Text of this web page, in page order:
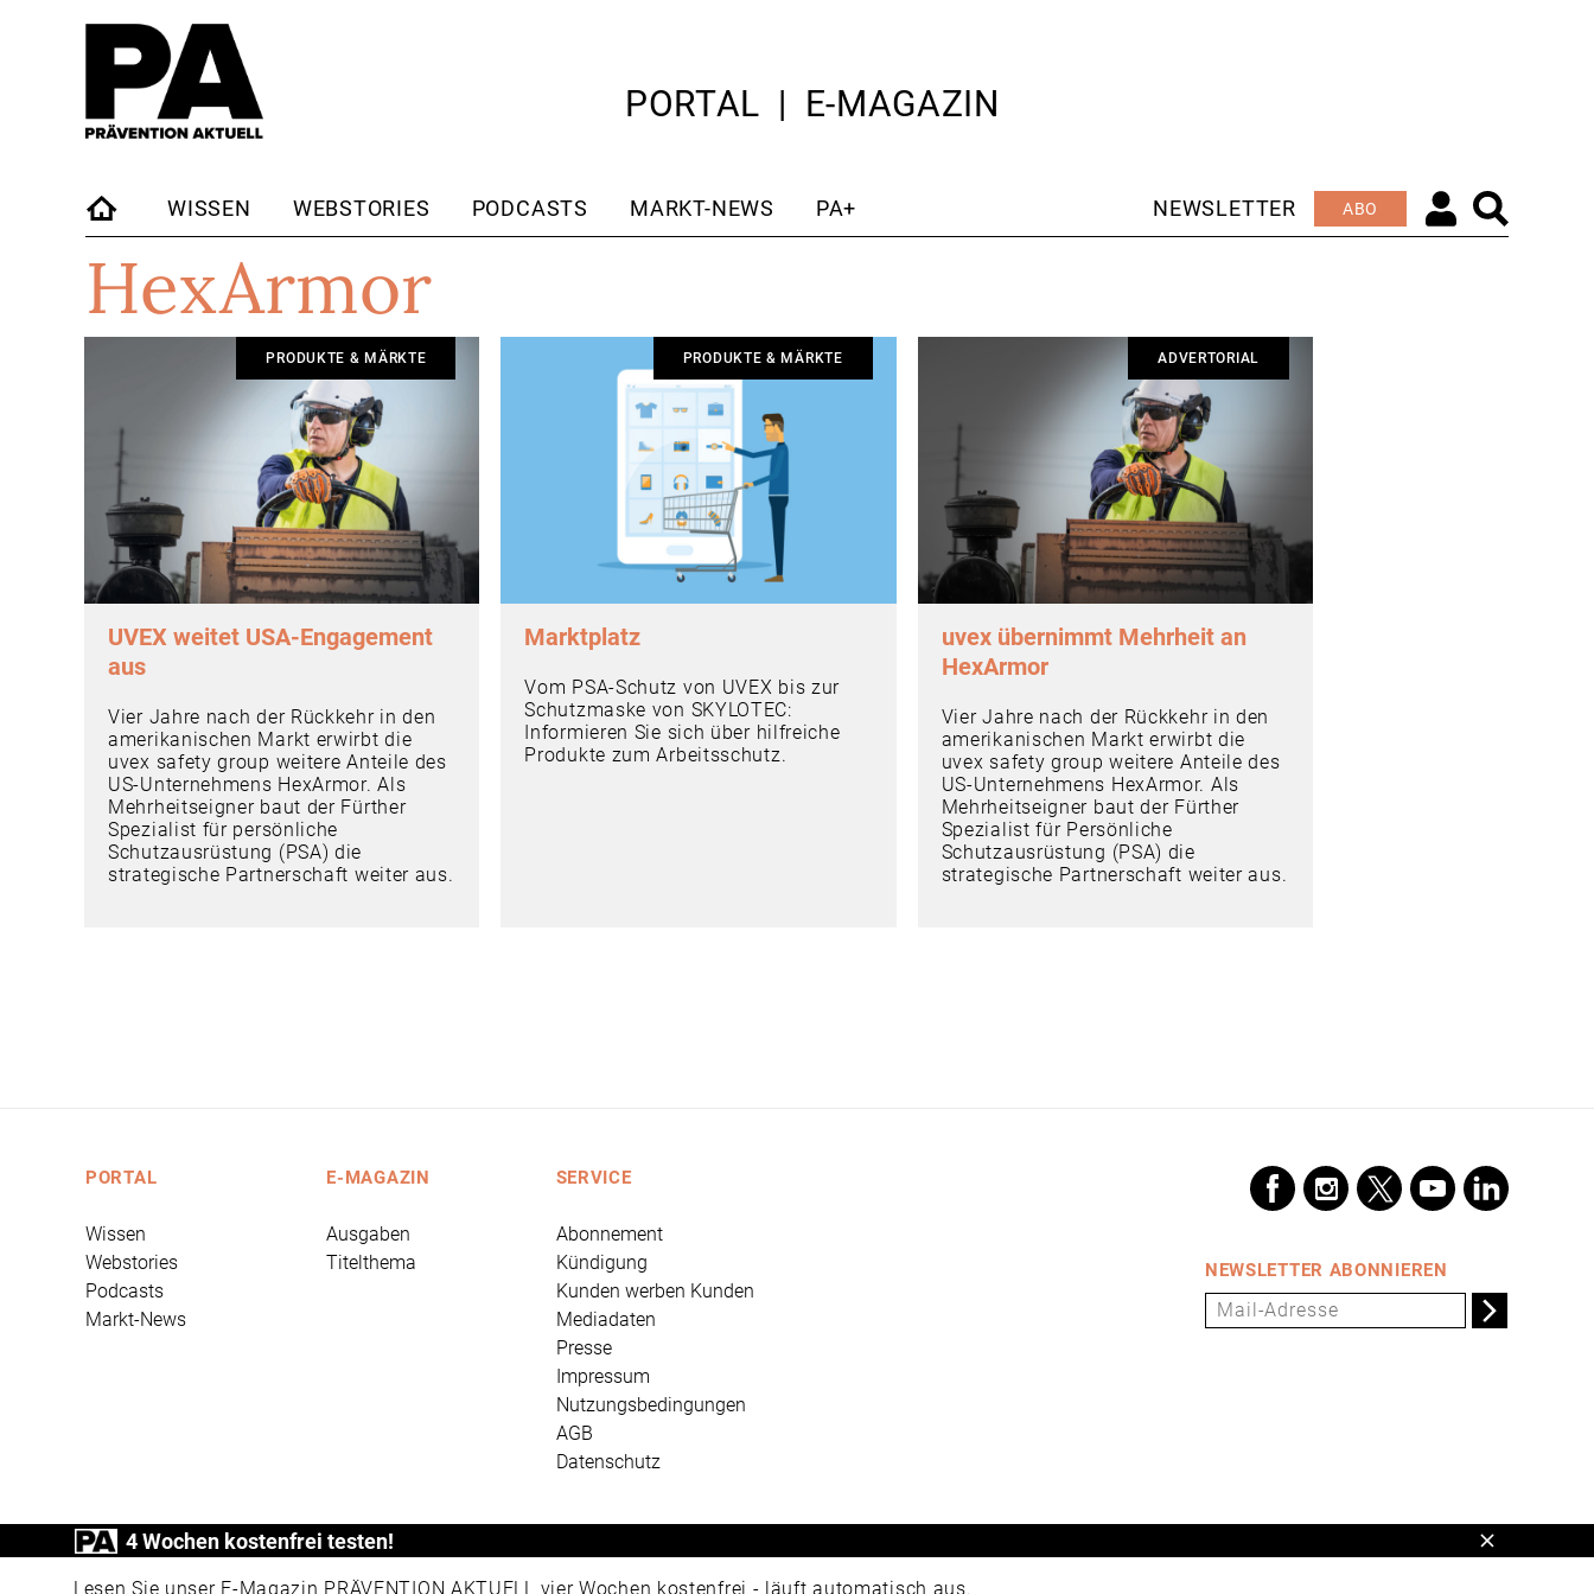
PORTAL E-MAGAZIN
STARTSEITE
WISSEN WEBSTORIES PODCASTS MARKT-NEWS PA+ NEWSLETTER ABO
HexArmor
PRODUKTE & MÄRKTE
UVEX weitet USA-Engagement
aus
Vier Jahre nach der Rückkehr in den
amerikanischen Markt erwirbt die
uvex safety group weitere Anteile des
US-Unternehmens HexArmor. Als
Mehrheitseigner baut der Fürther
Spezialist für persönliche
Schutzausrüstung (PSA) die
strategische Partnerschaft weiter aus.
PRODUKTE & MÄRKTE
Marktplatz
Vom PSA-Schutz von UVEX bis zur
Schutzmaske von SKYLOTEC:
Informieren Sie sich über hilfreiche
Produkte zum Arbeitsschutz.
ADVERTORIAL
uvex übernimmt Mehrheit an
HexArmor
Vier Jahre nach der Rückkehr in den
amerikanischen Markt erwirbt die
uvex safety group weitere Anteile des
US-Unternehmens HexArmor. Als
Mehrheitseigner baut der Fürther
Spezialist für Persönliche
Schutzausrüstung (PSA) die
strategische Partnerschaft weiter aus.
PORTAL
Wissen
Webstories
Podcasts
Markt-News
E-MAGAZIN
Ausgaben
Titelthema
SERVICE
Abonnement
Kündigung
Kunden werben Kunden
Mediadaten
Presse
Impressum
Nutzungsbedingungen
AGB
Datenschutz
NEWSLETTER ABONNIEREN
4 Wochen kostenfrei testen!
Lesen Sie unser E-Magazin PRÄVENTION AKTUELL vier Wochen kostenfrei - läuft automatisch aus.
Schließen